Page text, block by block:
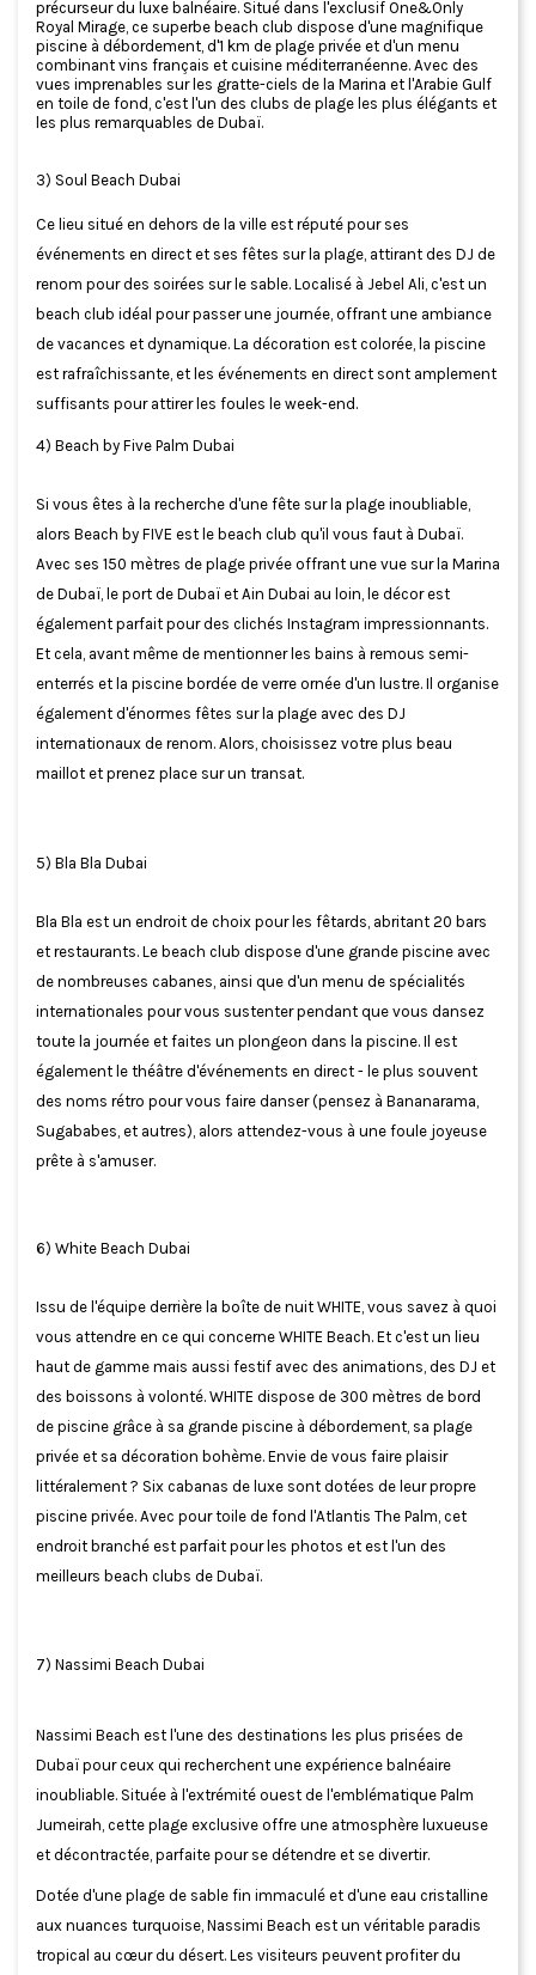
précurseur du luxe balnéaire. Situé dans l'exclusif One&Only
Royal Mirage, ce superbe beach club dispose d'une magnifique
piscine à débordement, d'1 km de plage privée et d'un menu
combinant vins français et cuisine méditerranéenne. Avec des
vues imprenables sur les gratte-ciels de la Marina et l'Arabie Gulf
en toile de fond, c'est l'un des clubs de plage les plus élégants et
les plus remarquables de Dubaï.
3) Soul Beach Dubai
Ce lieu situé en dehors de la ville est réputé pour ses
événements en direct et ses fêtes sur la plage, attirant des DJ de
renom pour des soirées sur le sable. Localisé à Jebel Ali, c'est un
beach club idéal pour passer une journée, offrant une ambiance
de vacances et dynamique. La décoration est colorée, la piscine
est rafraîchissante, et les événements en direct sont amplement
suffisants pour attirer les foules le week-end.
4) Beach by Five Palm Dubai
Si vous êtes à la recherche d'une fête sur la plage inoubliable,
alors Beach by FIVE est le beach club qu'il vous faut à Dubaï.
Avec ses 150 mètres de plage privée offrant une vue sur la Marina
de Dubaï, le port de Dubaï et Ain Dubai au loin, le décor est
également parfait pour des clichés Instagram impressionnants.
Et cela, avant même de mentionner les bains à remous semi-
enterrés et la piscine bordée de verre ornée d'un lustre. Il organise
également d'énormes fêtes sur la plage avec des DJ
internationaux de renom. Alors, choisissez votre plus beau
maillot et prenez place sur un transat.
5) Bla Bla Dubai
Bla Bla est un endroit de choix pour les fêtards, abritant 20 bars
et restaurants. Le beach club dispose d'une grande piscine avec
de nombreuses cabanes, ainsi que d'un menu de spécialités
internationales pour vous sustenter pendant que vous dansez
toute la journée et faites un plongeon dans la piscine. Il est
également le théâtre d'événements en direct - le plus souvent
des noms rétro pour vous faire danser (pensez à Bananarama,
Sugababes, et autres), alors attendez-vous à une foule joyeuse
prête à s'amuser.
6) White Beach Dubai
Issu de l'équipe derrière la boîte de nuit WHITE, vous savez à quoi
vous attendre en ce qui concerne WHITE Beach. Et c'est un lieu
haut de gamme mais aussi festif avec des animations, des DJ et
des boissons à volonté. WHITE dispose de 300 mètres de bord
de piscine grâce à sa grande piscine à débordement, sa plage
privée et sa décoration bohème. Envie de vous faire plaisir
littéralement ? Six cabanas de luxe sont dotées de leur propre
piscine privée. Avec pour toile de fond l'Atlantis The Palm, cet
endroit branché est parfait pour les photos et est l'un des
meilleurs beach clubs de Dubaï.
7) Nassimi Beach Dubai
Nassimi Beach est l'une des destinations les plus prisées de
Dubaï pour ceux qui recherchent une expérience balnéaire
inoubliable. Située à l'extrémité ouest de l'emblématique Palm
Jumeirah, cette plage exclusive offre une atmosphère luxueuse
et décontractée, parfaite pour se détendre et se divertir.
Dotée d'une plage de sable fin immaculé et d'une eau cristalline
aux nuances turquoise, Nassimi Beach est un véritable paradis
tropical au cœur du désert. Les visiteurs peuvent profiter du